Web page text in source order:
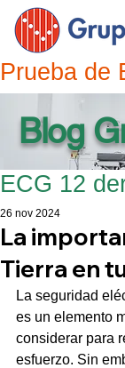
Prueba de
Blog
ECG 12
La
Tierra en
26 nov 2024
La seguridad
es un elemento
considerar para
esfuerzo. Sin